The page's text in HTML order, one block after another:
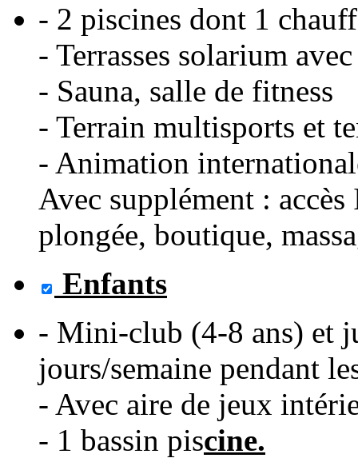
- 2 piscines dont 1
- Terrasses solarium
- Sauna, salle de fitness
- Terrain multisports et
- Animation
Avec supplément :
plongée, boutique,
Enfants
- Mini-club (4-8 ans) et
jours/semaine pendant
- Avec aire de jeux
- 1 bassin piscine.